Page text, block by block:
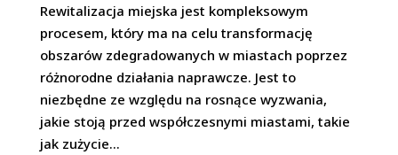
Rewitalizacja miejska jest kompleksowym
procesem, który ma na celu transformację
obszarów zdegradowanych w miastach poprzez
różnorodne działania naprawcze. Jest to
niezbędne ze względu na rosnące wyzwania,
jakie stoją przed współczesnymi miastami, takie
jak zużycie...